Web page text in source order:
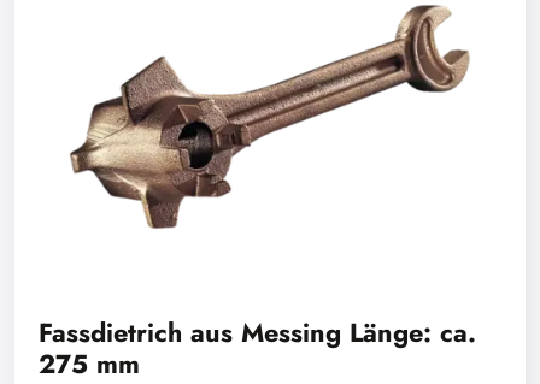
Fassdietrich aus Messing Länge: ca.
275 mm